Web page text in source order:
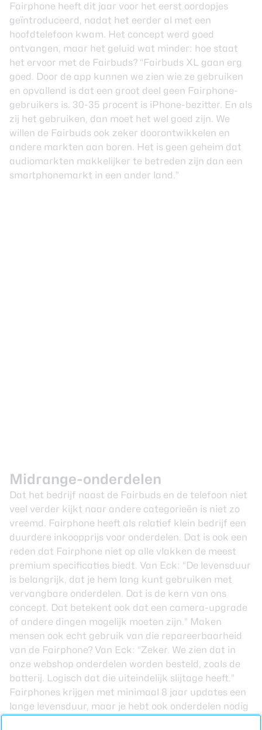
Fairphone heeft dit jaar voor het eerst oordopjes
geïntroduceerd, nadat het eerder al met een
hoofdtelefoon kwam. Het concept werd goed
ontvangen, maar het geluid wat minder: hoe staat
het ervoor met de Fairbuds? “Fairbuds XL gaan erg
goed. Door de app kunnen we zien wie ze gebruiken
en opvallend is dat een groot deel geen Fairphone-
gebruikers is. 30-35 procent is iPhone-bezitter. En als
zij het gebruiken, dan moet het wel goed zijn. We
willen de Fairbuds ook zeker doorontwikkelen en
andere markten aan boren. Het is geen geheim dat
audiomarkten makkelijker te betreden zijn dan een
smartphonemarkt in een ander land.”
Midrange-onderdelen
Dat het bedrijf naast de Fairbuds en de telefoon niet
veel verder kijkt naar andere categorieën is niet zo
vreemd. Fairphone heeft als relatief klein bedrijf een
duurdere inkoopprijs voor onderdelen. Dat is ook een
reden dat Fairphone niet op alle vlakken de meest
premium specificaties biedt. Van Eck: “De levensduur
is belangrijk, dat je hem lang kunt gebruiken met
vervangbare onderdelen. Dat is de kern van ons
concept. Dat betekent ook dat een camera-upgrade
of andere dingen mogelijk moeten zijn.” Maken
mensen ook echt gebruik van die repareerbaarheid
van de Fairphone? Van Eck: “Zeker. We zien dat in
onze webshop onderdelen worden besteld, zoals de
batterij. Logisch dat die uiteindelijk slijtage heeft.”
Fairphones krijgen met minimaal 8 jaar updates een
lange levensduur, maar je hebt ook onderdelen nodig